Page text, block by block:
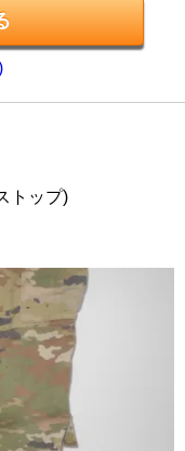
トップ)